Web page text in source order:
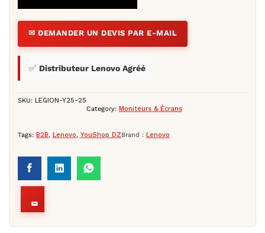
✉ DEMANDER UN DEVIS PAR E-MAIL
✅ Distributeur Lenovo Agréé
SKU: LEGION-Y25-25
Category: Moniteurs & Écrans
Tags: B2B, Lenovo, YouShop DZBrand : Lenovo